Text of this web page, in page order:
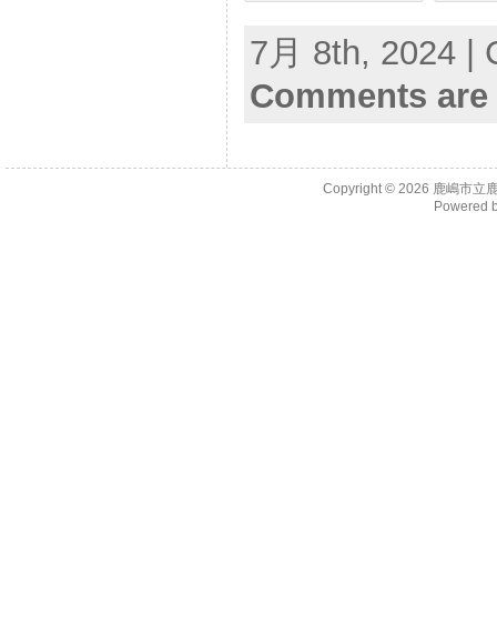
7月 8th, 2024 |
Comments
Copyright © 2026 鹿嶋市立
Powered